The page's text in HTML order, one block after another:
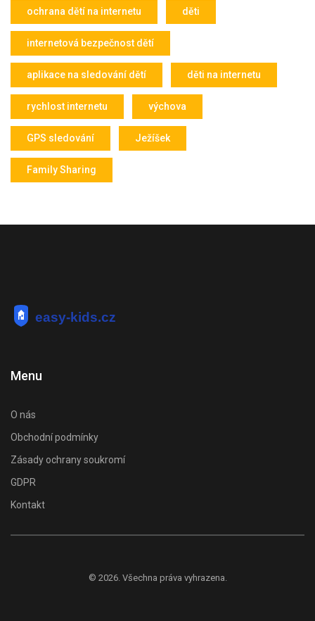
ochrana dětí na internetu děti
internetová bezpečnost dětí
aplikace na sledování dětí děti na internetu
rychlost internetu výchova
GPS sledování Ježíšek
Family Sharing
Menu
O nás
Obchodní podmínky
Zásady ochrany soukromí
GDPR
Kontakt
© 2026. Všechna práva vyhrazena.